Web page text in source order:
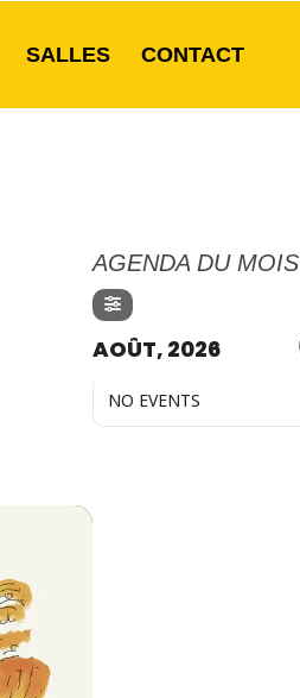
SALLES CONTACT
AGENDA DU MOIS
AOÛT, 2026
NO EVENTS